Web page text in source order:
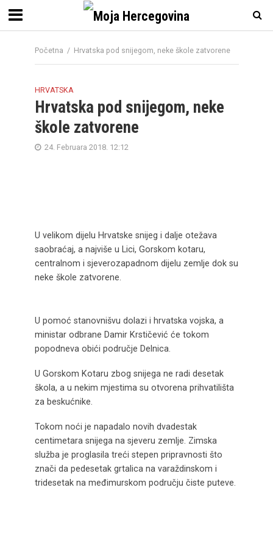
Početna / Hrvatska pod snijegom, neke škole zatvorene
HRVATSKA
Hrvatska pod snijegom, neke
škole zatvorene
24. Februara 2018. 12:12
U velikom dijelu Hrvatske snijeg i dalje otežava
saobraćaj, a najviše u Lici, Gorskom kotaru,
centralnom i sjeverozapadnom dijelu zemlje dok su
neke škole zatvorene.
U pomoć stanovnišvu dolazi i hrvatska vojska, a
ministar odbrane Damir Krstičević će tokom
popodneva obići područje Delnica.
U Gorskom Kotaru zbog snijega ne radi desetak
škola, a u nekim mjestima su otvorena prihvatilišta
za beskućnike.
Tokom noći je napadalo novih dvadestak
centimetara snijega na sjeveru zemlje. Zimska
služba je proglasila treći stepen pripravnosti što
znači da pedesetak grtalica na varaždinskom i
tridesetak na međimurskom području čiste puteve.